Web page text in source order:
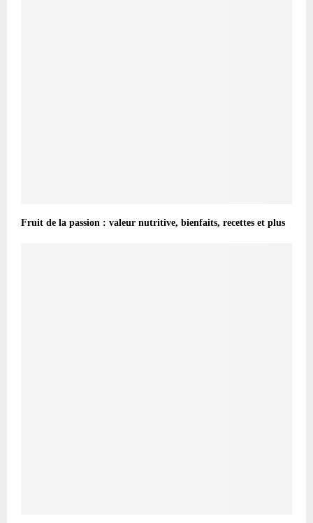
Fruit de la passion : valeur nutritive, bienfaits, recettes et plus